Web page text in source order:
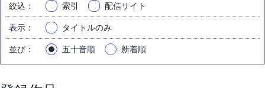
絞込 ： 索引 配信サイト
表示 ： タイトルのみ
並び ： 五十音順 新着順